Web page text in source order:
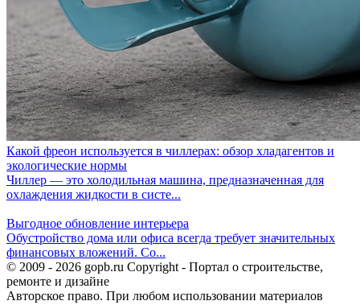
Какой фреон используется в чиллерах: обзор хладагентов и
экологические нормы
Чиллер — это холодильная машина, предназначенная для
охлаждения жидкости в систе...
Выгодное обновление интерьера
Обустройство дома или офиса всегда требует значительных
финансовых вложений. Со...
© 2009 - 2026 gopb.ru Copyright - Портал о строительстве,
ремонте и дизайне
Авторское право. При любом использовании материалов